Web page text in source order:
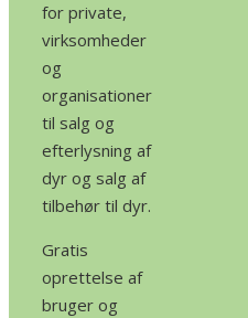
for private,
virksomheder
og
organisationer
til salg og
efterlysning af
dyr og salg af
tilbehør til dyr.
Gratis
oprettelse af
bruger og